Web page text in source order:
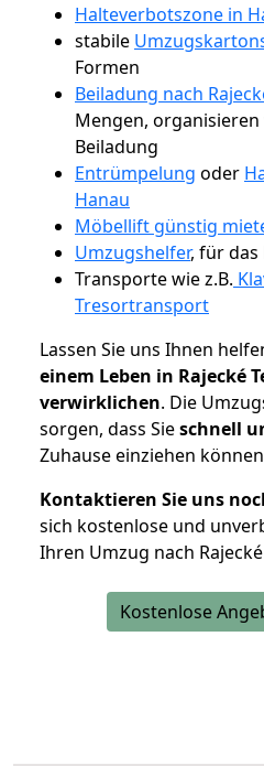
Halteverbotszone in
stabile
Formen
Beiladung nach
Mengen, organisieren
Beiladung
Entrümpelung oder
Hanau
Möbellift günstig
Umzugshelfer, für das
Transporte wie z.B.
Tresortransport
Lassen Sie uns Ihnen
einem Leben in Rajecké
verwirklichen. Die
sorgen, dass Sieschnell
Zuhause einziehen
Kontaktieren Sie uns
sich kostenlose und
Ihren Umzug nach
Kostenlose